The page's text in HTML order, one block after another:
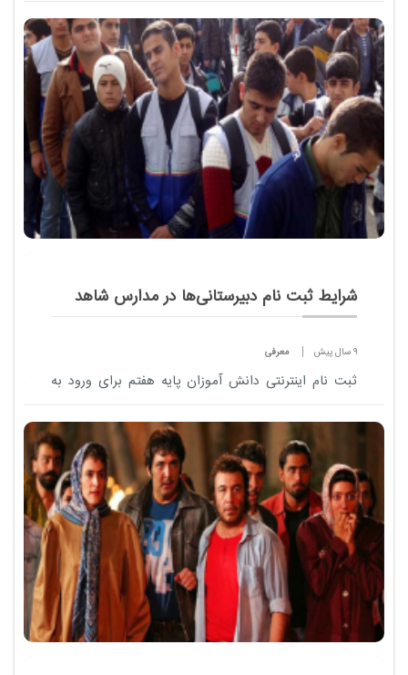
نفر از دانشجویان رشته های مختلف علوم زیستی و
پزشکی فراهم است.
شرایط ثبت نام دبیرستانی‌ها در مدارس شاهد
9 سال پیش معرفی
ثبت نام اینترنتی دانش آموزان پایه هفتم برای ورود به
ماه ادامه دارد.